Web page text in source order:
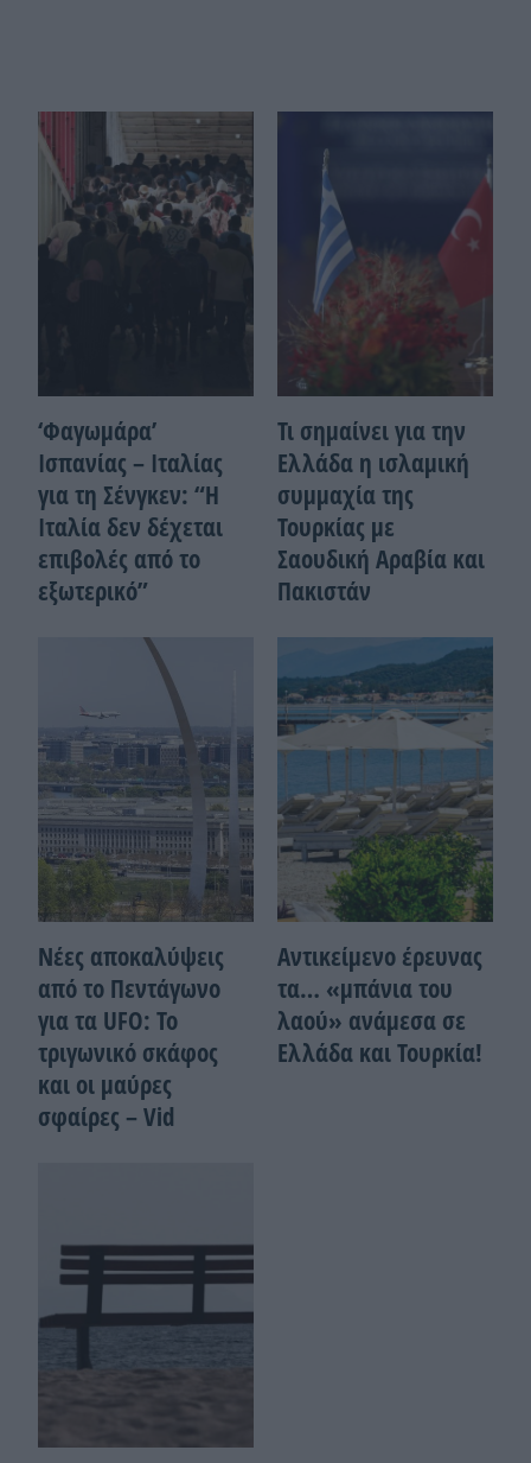
‘Φαγωμάρα’
Ισπανίας – Ιταλίας
για τη Σένγκεν: “Η
Ιταλία δεν δέχεται
επιβολές από το
εξωτερικό”
Τι σημαίνει για την
Ελλάδα η ισλαμική
συμμαχία της
Τουρκίας με
Σαουδική Αραβία και
Πακιστάν
Νέες αποκαλύψεις
από το Πεντάγωνο
για τα UFO: Το
τριγωνικό σκάφος
και οι μαύρες
σφαίρες – Vid
Αντικείμενο έρευνας
τα… «μπάνια του
λαού» ανάμεσα σε
Ελλάδα και Τουρκία!